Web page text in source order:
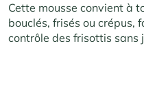
Cette mousse convient à
bouclés, frisés ou crépus,
contrôle des frisottis sans